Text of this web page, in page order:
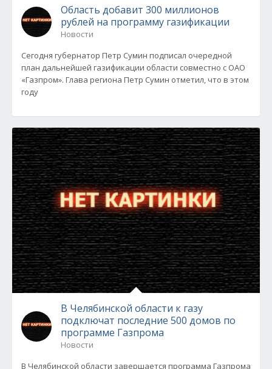
Область добавит 300 миллионов
рублей на программу газификации
Новости
Сегодня губернатор Петр Сумин подписал очередной
план дальнейшей газификации области совместно с ОАО
«Газпром». Глава региона Петр Сумин отметил, что в этом
году
В Челябинской области к газу
подключат последние 500 домов по
программе Газпрома
Новости
В Челябинской области завершается программа Газпрома